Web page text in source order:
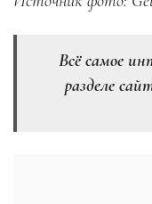
Всё самое
разделе